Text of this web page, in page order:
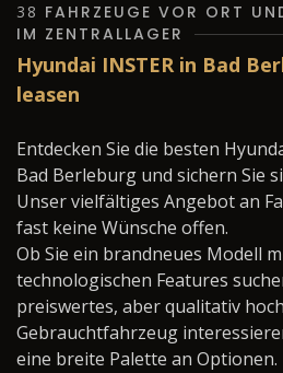
38 FAHRZEUGE VOR ORT
IM ZENTRALLAGER
Hyundai INSTER in Bad
leasen
Entdecken Sie die besten
Bad Berleburg und sichern Sie
Unser vielfältiges Angebot an
fast keine Wünsche offen.
Ob Sie ein brandneues Modell
technologischen Features
preiswertes, aber qualitativ
Gebrauchtfahrzeug
eine breite Palette an Optionen.